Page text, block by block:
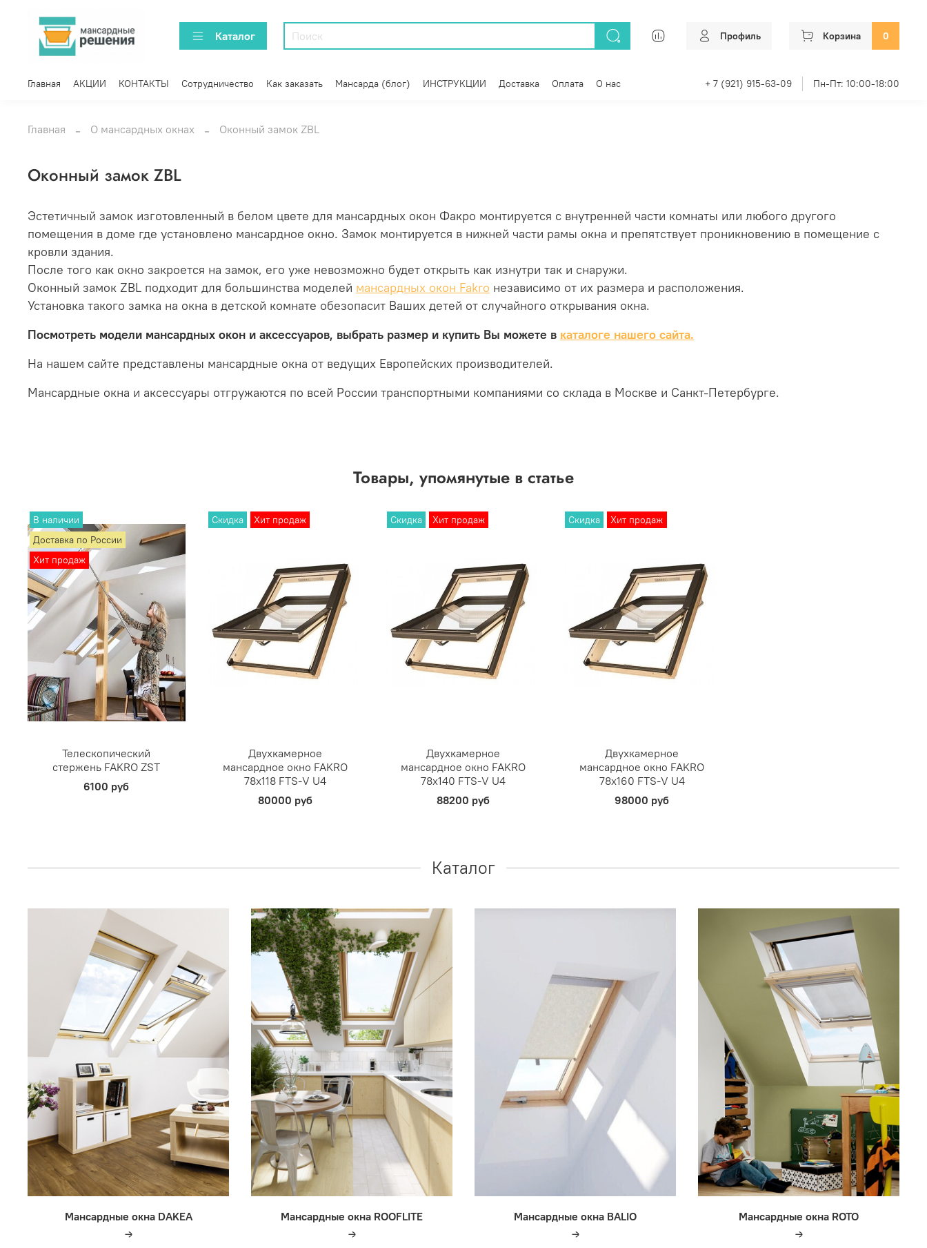
Каталог Профиль Корзина 0
Главная АКЦИИ КОНТАКТЫ Сотрудничество Как заказать Мансарда (блог) ИНСТРУКЦИИ Доставка Оплата О нас + 7 (921) 915-63-09 Пн-Пт: 10:00-18:00
Главная О мансардных окнах Оконный замок ZBL
Оконный замок ZBL
Эстетичный замок изготовленный в белом цвете для мансардных окон Факро монтируется с внутренней части комнаты или любого другого
помещения в доме где установлено мансардное окно. Замок монтируется в нижней части рамы окна и препятствует проникновению в помещение с
кровли здания.
После того как окно закроется на замок, его уже невозможно будет открыть как изнутри так и снаружи.
Оконный замок ZBL подходит для большинства моделей мансардных окон Fakro независимо от их размера и расположения.
Установка такого замка на окна в детской комнате обезопасит Ваших детей от случайного открывания окна.
Посмотреть модели мансардных окон и аксессуаров, выбрать размер и купить Вы можете в каталоге нашего сайта.
На нашем сайте представлены мансардные окна от ведущих Европейских производителей.
Мансардные окна и аксессуары отгружаются по всей России транспортными компаниями со склада в Москве и Санкт-Петербурге.
Товары, упомянутые в статье
В наличии
Доставка по России
Хит продаж
Телескопический
стержень FAKRO ZST
6100 руб
Скидка Хит продаж
Двухкамерное
мансардное окно FAKRO
78х118 FTS-V U4
80000 руб
Скидка Хит продаж
Двухкамерное
мансардное окно FAKRO
78х140 FTS-V U4
88200 руб
Скидка Хит продаж
Двухкамерное
мансардное окно FAKRO
78х160 FTS-V U4
98000 руб
Каталог
Мансардные окна DAKEA Мансардные окна ROOFLITE Мансардные окна BALIO Мансардные окна ROTO